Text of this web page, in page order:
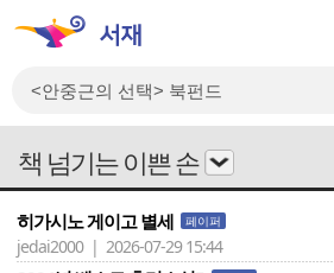
책 넘기는 이쁜 손
히가시노 게이고 별세 페이퍼
jedai2000 | 2026-07-29 15:44